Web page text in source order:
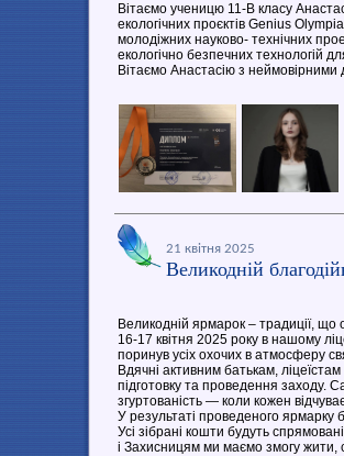
Вітаємо ученицю 11-В класу
екологічних проєктів Genius
молодіжних науково- технічних
екологічно безпечних технологій
Вітаємо Анастасію з
21 квітня 2025
Великодній
Великодній ярмарок – традиції, що
16-17 квітня 2025 року в нашому
поринув усіх охочих в атмосферу
Вдячні активним батькам, ліцеїстам
підготовку та проведення заходу.
згуртованість — коли кожен
У результаті проведеного ярмарку
Усі зібрані кошти будуть
і Захисницям ми маємо змогу жити,